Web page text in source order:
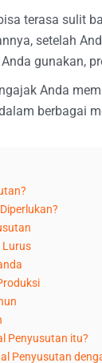
terasa sulit
setelah
gunakan,
Anda
berbagai
Lurus
Penyusutan itu?
Penyusutan